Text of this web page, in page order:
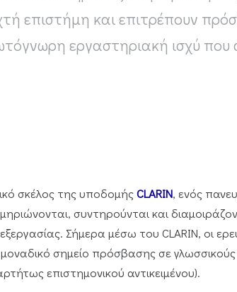
επιστήμη και επιτρέπουν
εργαστηριακή ισχύ που
σκέλος της υποδομήςCLARIN, ενός
συντηρούνται και
Σήμερα μέσω του CLARIN, οι
σημείο πρόσβασης σε
επιστημονικού αντικειμένου).